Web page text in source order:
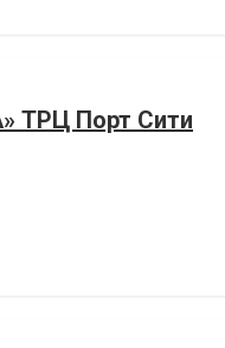
ТРЦ Порт Сити